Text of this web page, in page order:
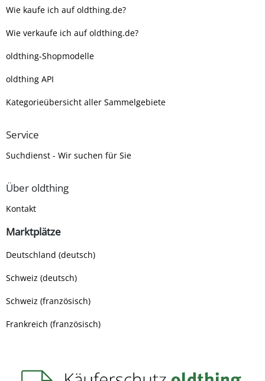
Wie kaufe ich auf oldthing.de?
Wie verkaufe ich auf oldthing.de?
oldthing-Shopmodelle
oldthing API
Kategorieübersicht aller Sammelgebiete
Service
Suchdienst - Wir suchen für Sie
Über oldthing
Kontakt
Marktplätze
Deutschland (deutsch)
Schweiz (deutsch)
Schweiz (französisch)
Frankreich (französisch)